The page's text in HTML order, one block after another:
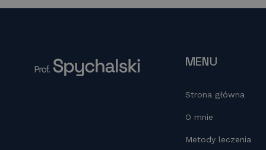
b
k
dI
Li
MENU
Strona główna
O mnie
Metody leczenia